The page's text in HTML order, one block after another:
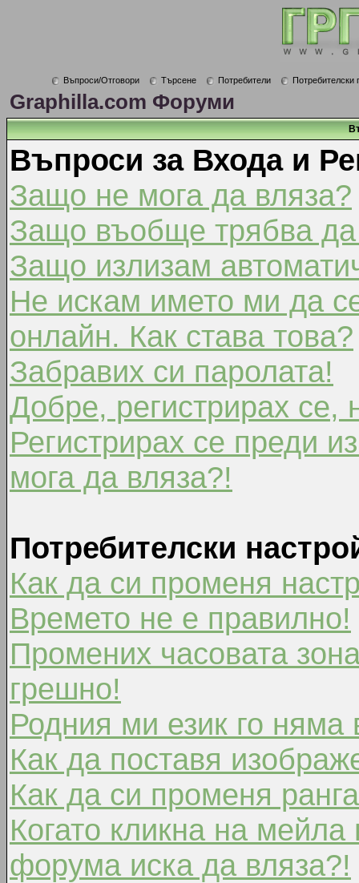
Въпроси/Отговори Търсене Потребители Потребителски
Graphilla.com Форуми
Въпроси за Входа и
Защо не мога да вляза?
Защо въобще трябва да
Защо излизам
Не искам името ми да
онлайн. Как става това?
Забравих си паролата!
Добре, регистрирах се,
Регистрирах се преди
мога да вляза?!
Потребителски
Как да си променя
Времето не е правилно!
Промених часовата
грешно!
Родния ми език го няма
Как да поставя
Как да си променя
Когато кликна на
форума иска да вляза?!